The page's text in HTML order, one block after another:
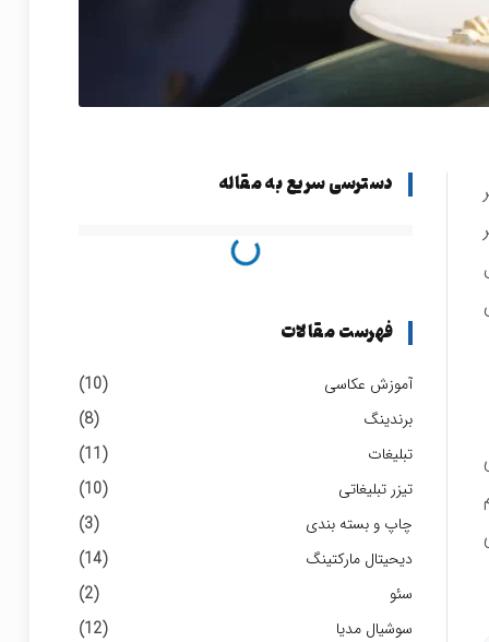
دسترسی سریع به مقاله
فهرست مقالات
آموزش عکاسی
(10)
برندینگ
(8)
تبلیغات
(11)
تیزر تبلیغاتی
(10)
چاپ و بسته بندی
(3)
دیحیتال مارکتینگ
(14)
سئو
(2)
سوشیال مدیا
(12)